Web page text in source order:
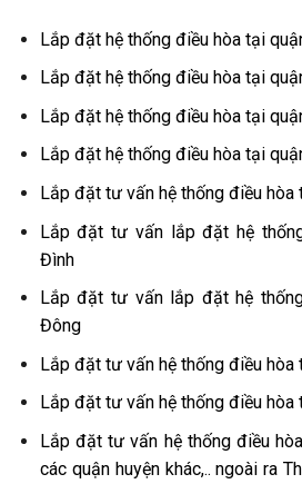
Lắp đặt hệ thống điều hòa tại
Lắp đặt hệ thống điều hòa tại
Lắp đặt hệ thống điều hòa tại
Lắp đặt hệ thống điều hòa tại
Lắp đặt tư vấn hệ thống điều
Lắp đặt tư vấn lắp đặt hệ
Đình
Lắp đặt tư vấn lắp đặt hệ
Đông
Lắp đặt tư vấn hệ thống điều hòa
Lắp đặt tư vấn hệ thống điều hòa
Lắp đặt tư vấn hệ thống điều
các quận huyện khác,.. ngoài ra